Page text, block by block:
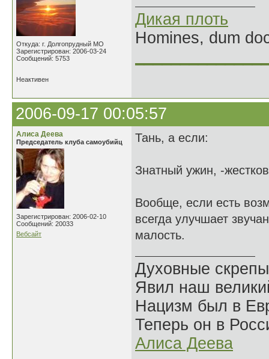
Откуда: г. Долгопрудный МО
Зарегистрирован: 2006-03-24
Сообщений: 5753
Дикая плоть
Homines, dum
Неактивен
2006-09-17 00:05:57
Алиса Деева
Председатель клуба самоубийц
Зарегистрирован: 2006-02-10
Сообщений: 20033
Вебсайт
Тань, а если:
Знатный ужин, -
Вообще, если есть
всегда улучшает
малость.
Духовные
Явил наш
Нацизм был в
Теперь он в
Алиса Деева